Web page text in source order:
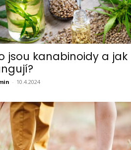
jsou kanabinoidy a jak
- 10.4.2024